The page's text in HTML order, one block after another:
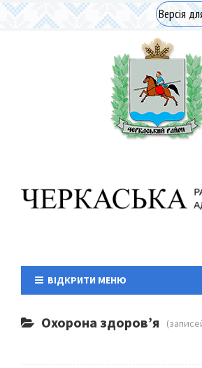
Версія
ВІДКРИТИ МЕНЮ
Охорона здоров’я